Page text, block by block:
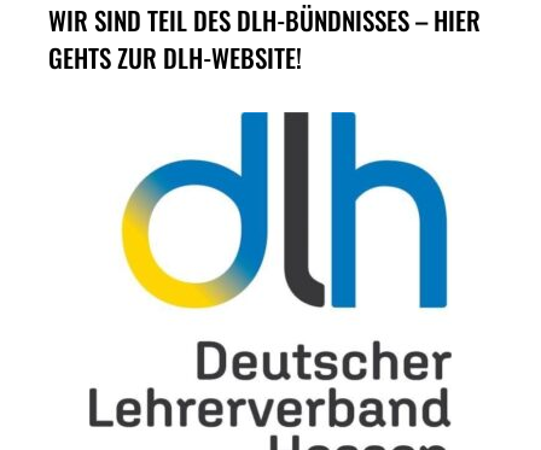
WIR SIND TEIL DES DLH-BÜNDNISSES – HIER
GEHTS ZUR DLH-WEBSITE!